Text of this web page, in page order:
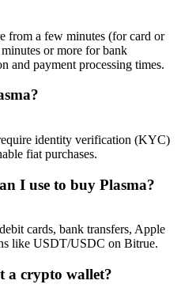
from a few minutes (for card or
or more for bank
and payment processing times.
identity verification (KYC)
fiat purchases.
I use to buy Plasma?
cards, bank transfers, Apple
like USDT/USDC on Bitrue.
a crypto wallet?